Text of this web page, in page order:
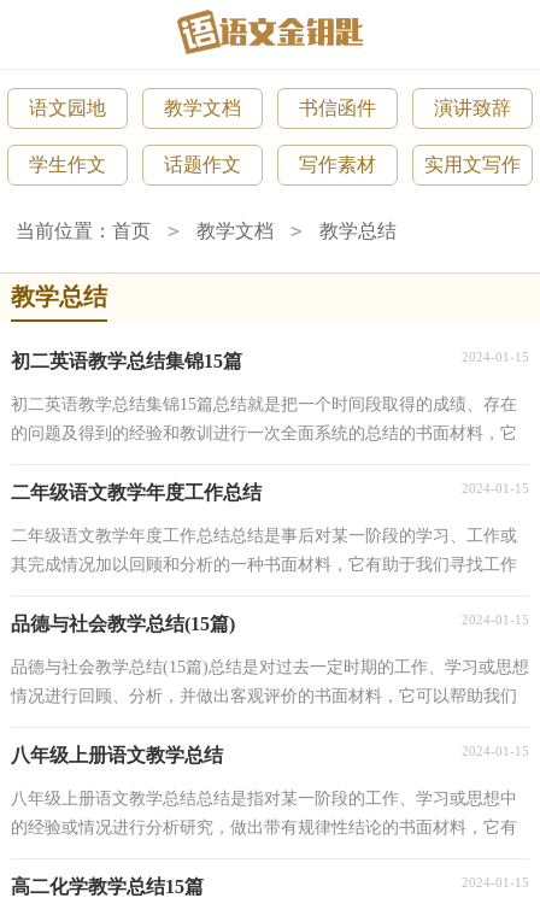
语文园地 教学文档 书信函件 演讲致辞
学生作文 话题作文 写作素材 实用文写作
当前位置：首页 > 教学文档 > 教学总结
教学总结
初二英语教学总结集锦15篇 2024-01-15
初二英语教学总结集锦15篇总结就是把一个时间段取得的成绩、存在
的问题及得到的经验和教训进行一次全面系统的总结的书面材料，它
二年级语文教学年度工作总结 2024-01-15
二年级语文教学年度工作总结总结是事后对某一阶段的学习、工作或
其完成情况加以回顾和分析的一种书面材料，它有助于我们寻找工作
品德与社会教学总结(15篇) 2024-01-15
品德与社会教学总结(15篇)总结是对过去一定时期的工作、学习或思想
情况进行回顾、分析，并做出客观评价的书面材料，它可以帮助我们
八年级上册语文教学总结 2024-01-15
八年级上册语文教学总结总结是指对某一阶段的工作、学习或思想中
的经验或情况进行分析研究，做出带有规律性结论的书面材料，它有
高二化学教学总结15篇 2024-01-15